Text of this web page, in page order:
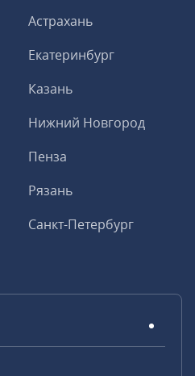
Астрахань
Екатеринбург
Казань
Нижний Новгород
Пенза
Рязань
Санкт-Петербург